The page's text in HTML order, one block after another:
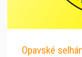
Opavské